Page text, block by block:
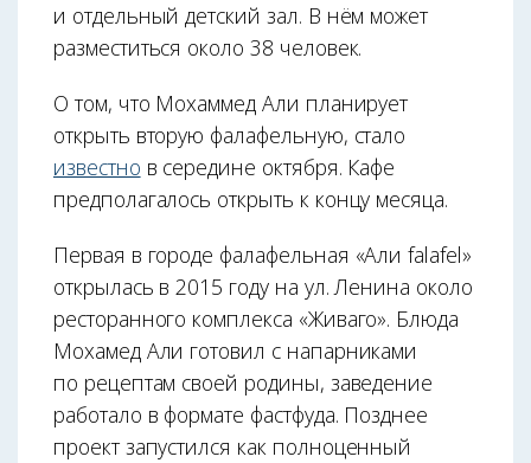
и отдельный детский зал. В нём может
разместиться около 38 человек.
О том, что Мохаммед Али планирует
открыть вторую фалафельную, стало
известно в середине октября. Кафе
предполагалось открыть к концу месяца.
Первая в городе фалафельная «Али falafel»
открылась в 2015 году на ул. Ленина около
ресторанного комплекса «Живаго». Блюда
Мохамед Али готовил с напарниками
по рецептам своей родины, заведение
работало в формате фастфуда. Позднее
проект запустился как полноценный